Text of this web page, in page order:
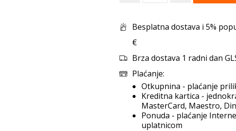
Besplatna dostava i 5%
€
Brza dostava 1 radni dan
Plaćanje:
Otkupnina - plaćanje
Kreditna kartica -
MasterCard, Maestro,
Ponuda - plaćanje
uplatnicom